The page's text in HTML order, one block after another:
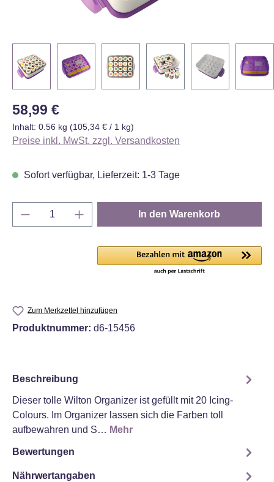
Regulärer Preis:
58,99 €
Inhalt: 0.56 kg (105,34 € / 1 kg)
Preise inkl. MwSt. zzgl. Versandkosten
Sofort verfügbar, Lieferzeit: 1-3 Tage
Produkt Anzahl: Gib den gewünschten
In den Warenkorb
Zum Merkzettel hinzufügen
Produktnummer: d6-15456
Beschreibung
Dieser tolle Wilton Organizer ist gefüllt mit 20 Icing-
Colours. Im Organizer lassen sich die Farben toll
aufbewahren und S… Mehr
Bewertungen
Nährwertangaben